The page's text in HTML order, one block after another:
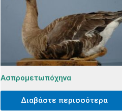
Ασπρομετωπόχηνα
Διαβάστε περισσότερα